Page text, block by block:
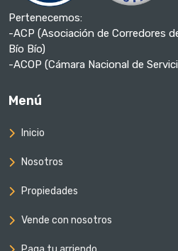
Pertenecemos:
-ACP (Asociación de Corredores
Bío Bío)
-ACOP (Cámara Nacional de
Menú
Inicio
Nosotros
Propiedades
Vende con nosotros